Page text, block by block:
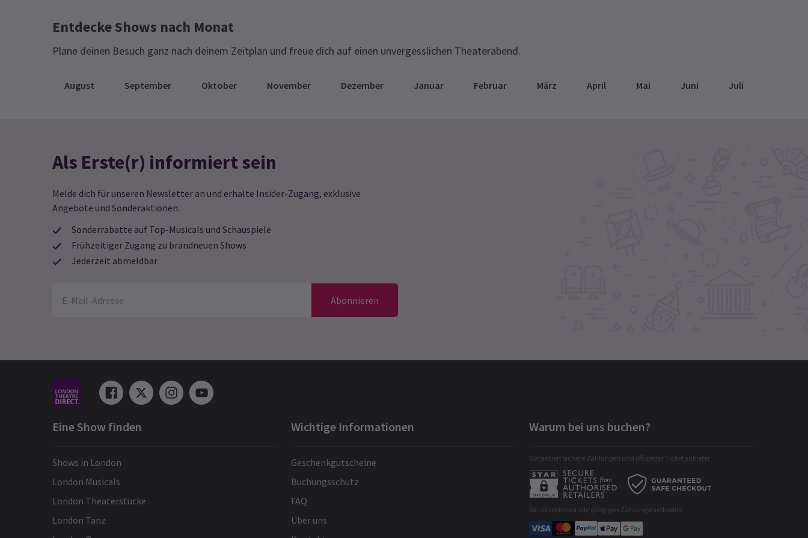
Entdecke Shows nach Monat
Plane deinen Besuch ganz nach deinem Zeitplan und freue dich auf einen unvergesslichen Theaterabend.
August September Oktober November Dezember Januar Februar März April Mai Juni Juli
Als Erste(r) informiert sein
Melde dich für unseren Newsletter an und erhalte Insider-Zugang, exklusive
Angebote und Sonderaktionen.
Sonderrabatte auf Top-Musicals und Schauspiele
Frühzeitiger Zugang zu brandneuen Shows
Jederzeit abmeldbar
Abonnieren
Eine Show finden
Shows in London
London Musicals
London Theaterstücke
London Tanz
Wichtige Informationen
Geschenkgutscheine
Buchungsschutz
FAQ
Über uns
Warum bei uns buchen?
Garantiert sichere Zahlungen und offizieller Ticketanbieter
Wir akzeptieren alle gängigen Zahlungsmethoden